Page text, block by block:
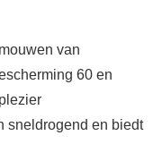
van
60 en
sneldrogend en biedt